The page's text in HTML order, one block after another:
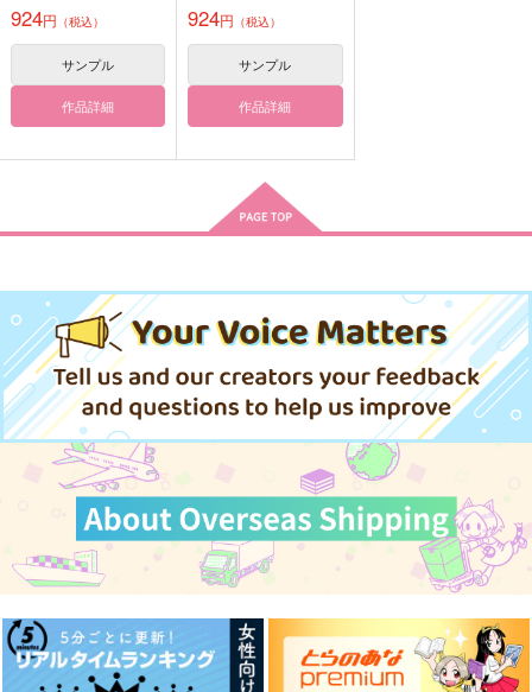
サンプル
作品詳細
＃ちょっとはしゃいで
みたりして
ムエットとナイフ
サンプル
作品詳細
マックス×カート
サンプル
作品詳細
Rose Holder Antholo
アイオライトライト
専売 2,300円（税込）
機動戦士ガンダム 水星の魔女
グエル×スレッタ
サンプル
カート
小人のケーキ屋さん
1,415
機動戦士ガンダム 水星の魔女
サンプル
制服デートしよっ！
629 円（税込）
機動戦士ガンダム 水星の魔女
グエル×スレッタ
サンプル
924円 （税込）
サンプル
作品詳細
924円 （税込）
サンプル
作品詳細